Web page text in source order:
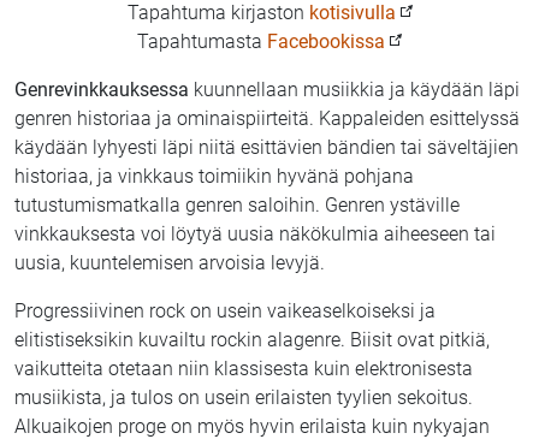
Tapahtuma kirjaston kotisivulla
Tapahtumasta Facebookissa
Genrevinkkauksessa kuunnellaan musiikkia ja käydään läpi
genren historiaa ja ominaispiirteitä. Kappaleiden esittelyssä
käydään lyhyesti läpi niitä esittävien bändien tai säveltäjien
historiaa, ja vinkkaus toimiikin hyvänä pohjana
tutustumismatkalla genren saloihin. Genren ystäville
vinkkauksesta voi löytyä uusia näkökulmia aiheeseen tai
uusia, kuuntelemisen arvoisia levyjä.
Progressiivinen rock on usein vaikeaselkoiseksi ja
elitistiseksikin kuvailtu rockin alagenre. Biisit ovat pitkiä,
vaikutteita otetaan niin klassisesta kuin elektronisesta
musiikista, ja tulos on usein erilaisten tyylien sekoitus.
Alkuaikojen proge on myös hyvin erilaista kuin nykyajan